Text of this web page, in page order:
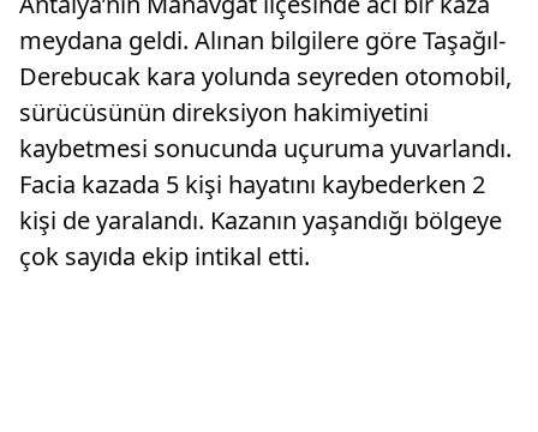
meydana geldi. Alınan bilgilere göre Taşağıl-
Derebucak kara yolunda seyreden otomobil,
sürücüsünün direksiyon hakimiyetini
kaybetmesi sonucunda uçuruma yuvarlandı.
Facia kazada 5 kişi hayatını kaybederken 2
kişi de yaralandı. Kazanın yaşandığı bölgeye
çok sayıda ekip intikal etti.